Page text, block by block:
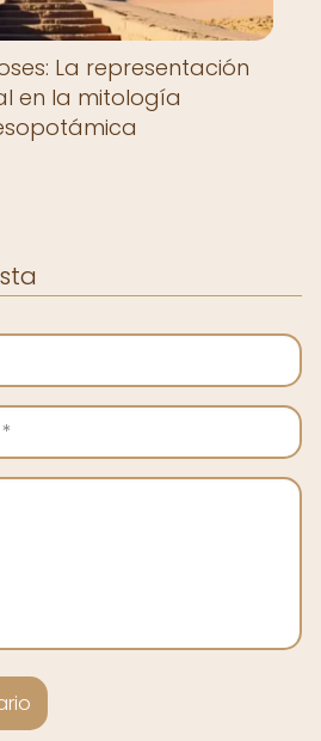
La representación
en la mitología